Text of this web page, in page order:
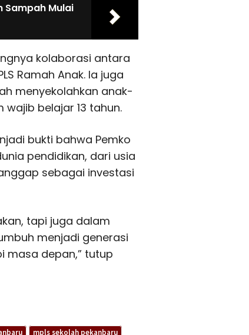
Sampah Mulai
kolaborasi antara
Ramah Anak. Ia juga
menyekolahkan anak-
belajar 13 tahun.
bukti bahwa Pemko
pendidikan, dari usia
sebagai investasi
tapi juga dalam
menjadi generasi
masa depan,” tutup
mpls sekolah pekanbaru